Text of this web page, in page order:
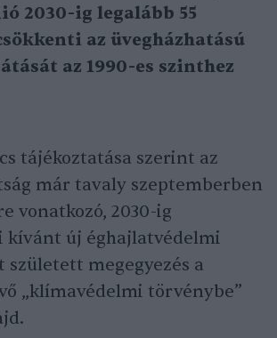
2030-ig legalább 55
az üvegházhatású
az 1990-es szinthez
tájékoztatása szerint az
már tavaly szeptemberben
vonatkozó, 2030-ig
kívánt új éghajlatvédelmi
született megegyezés a
„klímavédelmi törvénybe”